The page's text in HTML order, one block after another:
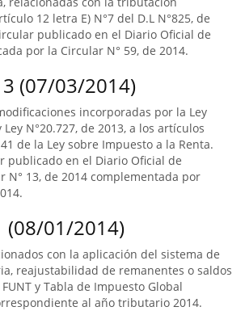
12 letra E) N°7 del D.L N°825, de
publicado en el Diario Oficial de
por la Circular N° 59, de 2014.
(07/03/2014)
incorporadas por la Ley
Ley N°20.727, de 2013, a los artículos
41 de la Ley sobre Impuesto a la Renta.
publicado en el Diario Oficial de
N° 13, de 2014 complementada por
(08/01/2014)
con la aplicación del sistema de
reajustabilidad de remanentes o saldos
y Tabla de Impuesto Global
al año tributario 2014.